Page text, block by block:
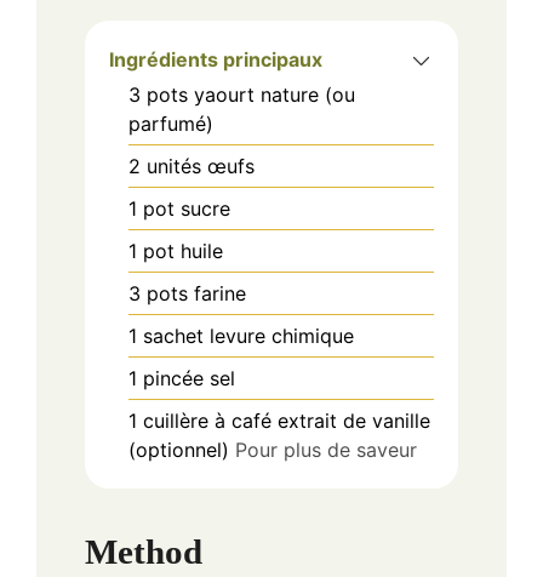
Ingrédients principaux
3 pots yaourt nature (ou
parfumé)
2 unités œufs
1 pot sucre
1 pot huile
3 pots farine
1 sachet levure chimique
1 pincée sel
1 cuillère à café extrait de vanille
(optionnel) Pour plus de saveur
Method